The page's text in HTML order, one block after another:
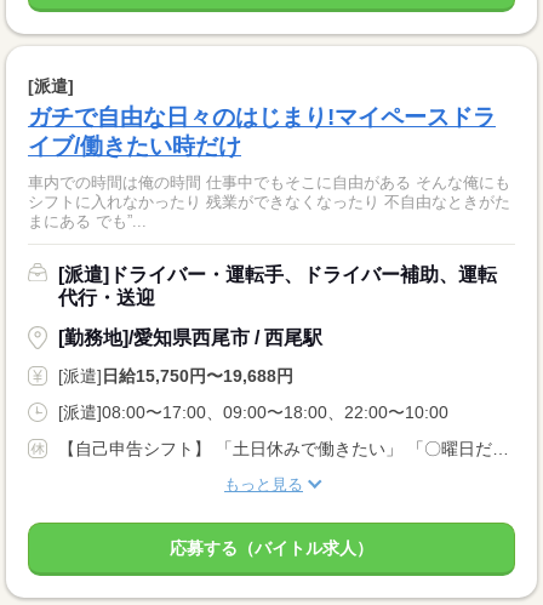
[派遣]
ガチで自由な日々のはじまり!マイペースドラ
イブ/働きたい時だけ
車内での時間は俺の時間 仕事中でもそこに自由がある そんな俺にも
シフトに入れなかったり 残業ができなくなったり 不自由なときがた
まにある でも”...
[派遣]ドライバー・運転手、ドライバー補助、運転
代行・送迎
[勤務地]/愛知県西尾市 / 西尾駅
[派遣] 日給15,750円〜19,688円
[派遣]08:00〜17:00、09:00〜18:00、22:00〜10:00
【自己申告シフト】 「土日休みで働きたい」 「〇曜日だけ働きたい」 働きたい日は事前に選べます。 お休み希望の曜日・時間についても 面談の際に教えてくださいね。 ※こちらは中型以上のお仕事の例です
もっと見る
応募する（バイトル求人）